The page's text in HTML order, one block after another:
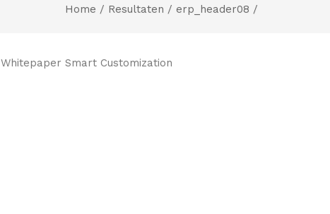
Home / Resultaten / erp_header08 /
Whitepaper Smart Customization